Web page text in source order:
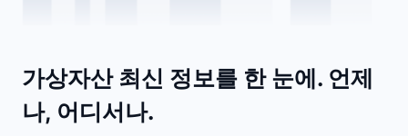
스포츠
RSI
비디오
가상자산 최신 정보를 한 눈에. 언제
나, 어디서나.